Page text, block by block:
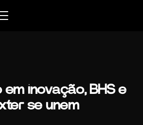
inovação, BHS e
se unem